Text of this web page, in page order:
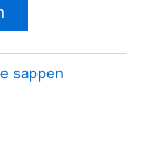
sappen